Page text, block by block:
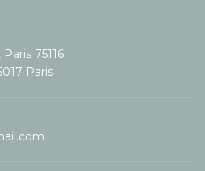
75116
Paris